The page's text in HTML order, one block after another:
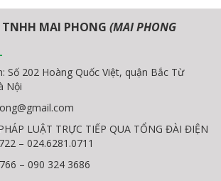
MAI PHONG (MAI PHONG
Số 202 Hoàng Quốc Việt, quận Bắc Từ
Nội
LUẬT TRỰC TIẾP QUA TỔNG ĐÀI ĐIỆN
– 024.6281.0711
– 090 324 3686